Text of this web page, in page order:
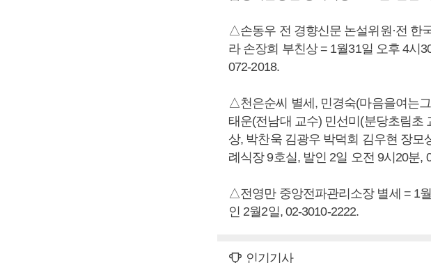
△손동우 전 경향신문 논설위원·전 한
라 손장희 부친상 = 1월31일 오후 4시
072-2018.
△천은순씨 별세, 민경숙(마음을여는
태운(전남대 교수) 민선미(분당초림초
상, 박찬욱 김광우 박덕회 김우현 장모
례식장 9호실, 발인 2일 오전 9시20분,
△전영만 중앙전파관리소장 별세 = 1
인 2월2일, 02-3010-2222.
인기기사